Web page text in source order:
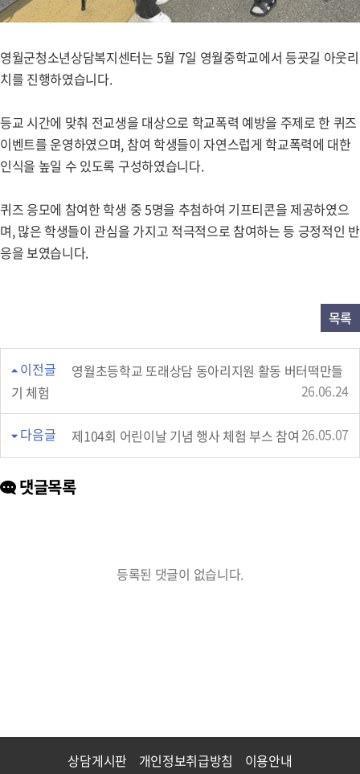
영월군청소년상담복지센터는 5월 7일 영월중학교에서 등굣길 아웃리
치를 진행하였습니다.
등교 시간에 맞춰 전교생을 대상으로 학교폭력 예방을 주제로 한 퀴즈
이벤트를 운영하였으며, 참여 학생들이 자연스럽게 학교폭력에 대한
인식을 높일 수 있도록 구성하였습니다.
퀴즈 응모에 참여한 학생 중 5명을 추첨하여 기프티콘을 제공하였으
며, 많은 학생들이 관심을 가지고 적극적으로 참여하는 등 긍정적인 반
응을 보였습니다.
목록
이전글
영월초등학교 또래상담 동아리지원 활동 버터떡만들
기 체험
26.06.24
다음글 제104회 어린이날 기념 행사 체험 부스 참여 26.05.07
댓글목록
등록된 댓글이 없습니다.
상담게시판 개인정보취급방침 이용안내